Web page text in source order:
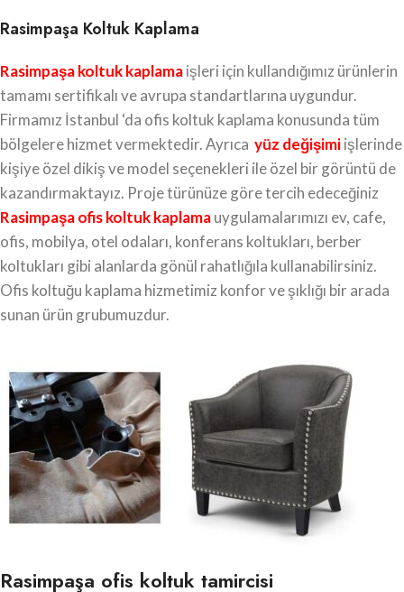
Rasimpaşa Koltuk Kaplama
Rasimpaşa koltuk kaplamaişleri için kullandığımız ürünlerin
tamamı sertifikalı ve avrupa standartlarına uygundur.
Firmamız İstanbul ‘da ofis koltuk kaplama konusunda tüm
bölgelere hizmet vermektedir. Ayrıca yüz değişimiişlerinde
kişiye özel dikiş ve model seçenekleri ile özel bir görüntü de
kazandırmaktayız. Proje türünüze göre tercih edeceğiniz
Rasimpaşa ofis koltuk kaplamauygulamalarımızı ev, cafe,
ofis, mobilya, otel odaları, konferans koltukları, berber
koltukları gibi alanlarda gönül rahatlığıla kullanabilirsiniz.
Ofis koltuğu kaplama hizmetimiz konfor ve şıklığı bir arada
sunan ürün grubumuzdur.
Rasimpaşa ofis koltuk tamircisi